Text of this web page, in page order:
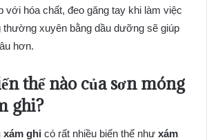
với hóa chất, đeo găng tay khi làm việc
xuyên bằng dầu dưỡng sẽ giúp
hơn.
thể nào của sơn móng
ghi?
xám ghi có rất nhiều biến thể như xám